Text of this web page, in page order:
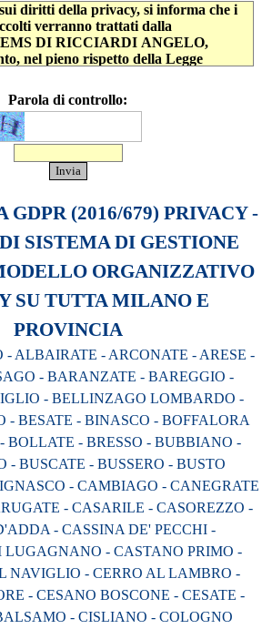
diritti della privacy, si informa che i
verranno trattati dalla
DI RICCIARDI ANGELO,
nel pieno rispetto della Legge
connesse e strumentali alla
con l'interessato, nonché per finalità
quali: analisi di mercato, analisi
e offerta dei prodotti e dei servizi
e inviti.
Parola di controllo:
GDPR (2016/679) PRIVACY -
SISTEMA DI GESTIONE
ORGANIZZATIVO
SU TUTTA MILANO E
PROVINCIA
- ALBAIRATE - ARCONATE - ARESE -
- BARANZATE - BAREGGIO -
- BELLINZAGO LOMBARDO -
- BESATE - BINASCO - BOFFALORA
BOLLATE - BRESSO - BUBBIANO -
- BUSCATE - BUSSERO - BUSTO
- CAMBIAGO - CANEGRATE
- CASARILE - CASOREZZO -
- CASSINA DE' PECCHI -
LUGAGNANO - CASTANO PRIMO -
NAVIGLIO - CERRO AL LAMBRO -
- CESANO BOSCONE - CESATE -
- CISLIANO - COLOGNO